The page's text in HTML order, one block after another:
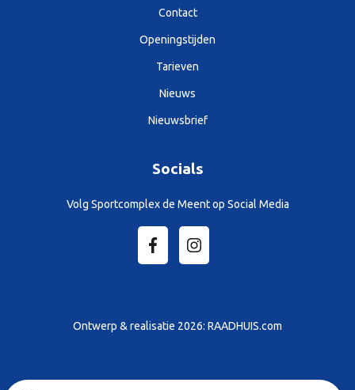
Contact
Openingstijden
Tarieven
Nieuws
Nieuwsbrief
Socials
Volg Sportcomplex de Meent op Social Media
Ontwerp & realisatie 2026: RAADHUIS.com